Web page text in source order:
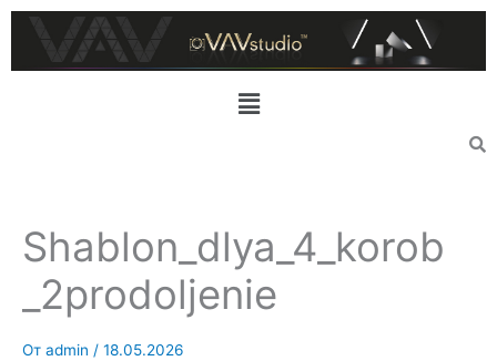
Перейти
содержимому
Меню
Shablon_dlya_4_korob
_2prodoljenie
От admin / 18.05.2026